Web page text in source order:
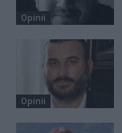
Opinii
Opinii